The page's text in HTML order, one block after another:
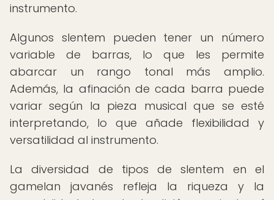
instrumento.
Algunos slentem pueden tener un número
variable de barras, lo que les permite
abarcar un rango tonal más amplio.
Además, la afinación de cada barra puede
variar según la pieza musical que se esté
interpretando, lo que añade flexibilidad y
versatilidad al instrumento.
La diversidad de tipos de slentem en el
gamelan javanés refleja la riqueza y la